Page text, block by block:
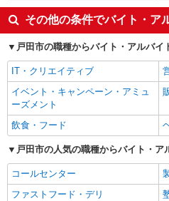
その他の条件でバイト・ア
戸田市の職種からバイト・アルバイ
IT・クリエイティブ
イベント・キャンペーン・アミュ
ーズメント
飲食・フード
戸田市の人気の職種からバイト・ア
コールセンター
ファストフード・デリ